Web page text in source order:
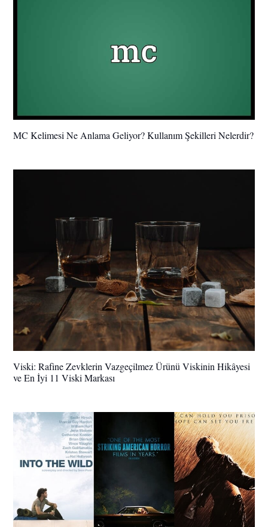
MC Kelimesi Ne Anlama Geliyor? Kullanım Şekilleri Nelerdir?
Viski: Rafine Zevklerin Vazgeçilmez Ürünü Viskinin Hikâyesi
ve En İyi 11 Viski Markası